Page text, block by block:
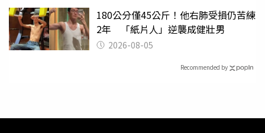
180公分僅45公斤！他右肺受損仍苦練
2年 「紙片人」逆襲成健壯男
2026-08-05
Recommended by